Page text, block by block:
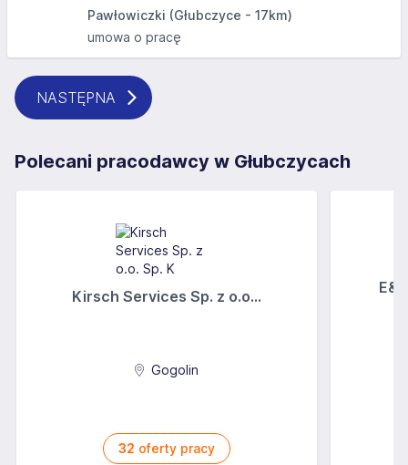
Pawłowiczki (Głubczyce - 17km)
umowa o pracę
NASTĘPNA
Polecani pracodawcy w Głubczycach
Kirsch Services Sp. z o.o...
Gogolin
32 oferty pracy